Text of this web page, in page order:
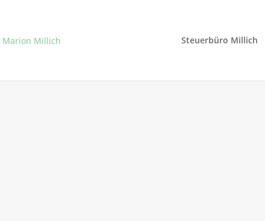
Steuerbüro Millich